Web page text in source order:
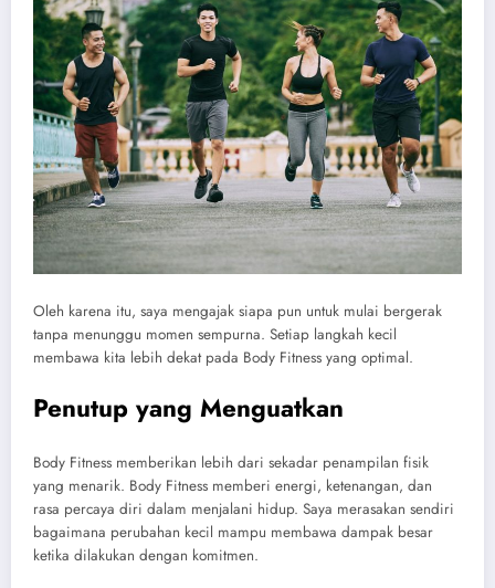
Oleh karena itu, saya mengajak siapa pun untuk mulai bergerak
tanpa menunggu momen sempurna. Setiap langkah kecil
membawa kita lebih dekat pada Body Fitness yang optimal.
Penutup yang Menguatkan
Body Fitness memberikan lebih dari sekadar penampilan fisik
yang menarik. Body Fitness memberi energi, ketenangan, dan
rasa percaya diri dalam menjalani hidup. Saya merasakan sendiri
bagaimana perubahan kecil mampu membawa dampak besar
ketika dilakukan dengan komitmen.